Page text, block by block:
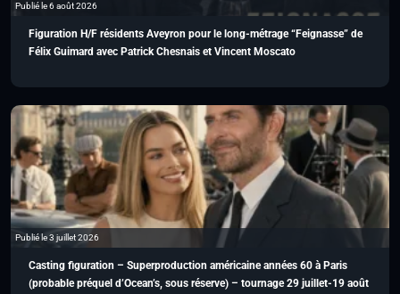
Publié le 6 août 2026
Figuration H/F résidents Aveyron pour le long-métrage “Feignasse” de
Félix Guimard avec Patrick Chesnais et Vincent Moscato
Publié le 3 juillet 2026
Casting figuration – Superproduction américaine années 60 à Paris
(probable préquel d’Ocean’s, sous réserve) – tournage 29 juillet-19 août